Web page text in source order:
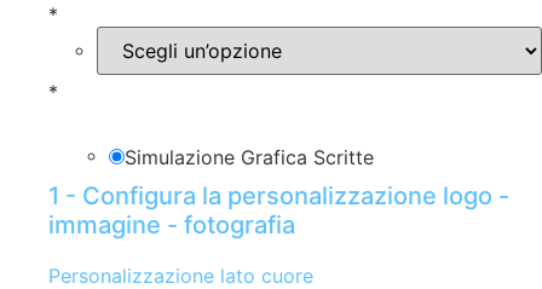
*
*
Simulazione Grafica Scritte
1 - Configura la personalizzazione logo -
immagine - fotografia
Personalizzazione lato cuore